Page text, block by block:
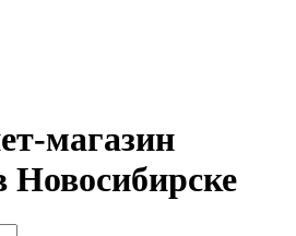
магазин
Новосибирске